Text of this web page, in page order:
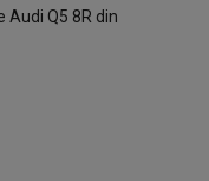
Q5 8R din